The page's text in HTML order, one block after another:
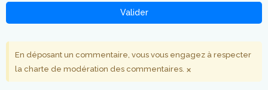
Valider
En déposant un commentaire, vous vous engagez à respecter
la charte de modération des commentaires. ×